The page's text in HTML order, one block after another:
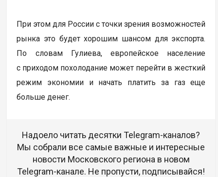
При этом для России с точки зрения возможностей
рынка это будет хорошим шансом для экспорта.
По словам Гулиева, европейское население
с приходом похолодание может перейти в жесткий
режим экономии и начать платить за газ еще
больше денег.
Надоело читать десятки Telegram-каналов?
Мы собрали все самые важные и интересные
новости Московского региона в новом
Telegram-канале. Не пропусти, подписывайся!